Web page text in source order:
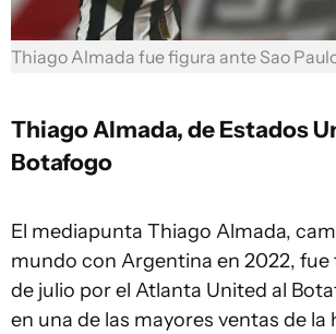
Thiago Almada fue figura ante Sao
Thiago Almada, de Estados
Botafogo
El mediapunta Thiago Almada,
mundo con Argentina en 2022, fue
de julio por el Atlanta United al
en una de las mayores ventas de la